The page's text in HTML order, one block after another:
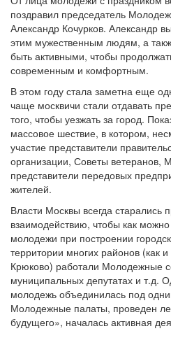
поздравил председатель
Александр Кочурков. Александр
этим мужественным людям, а
быть активными, чтобы
современным и комфортным.
В этом году стала заметна еще
чаще москвичи стали отдавать
того, чтобы уезжать за город.
массовое шествие, в котором,
участие представители
организации, Советы ветеранов,
представители передовых
жителей.
Власти Москвы всегда старались
взаимодействию, чтобы как
молодежи при построении
территории многих районов (как
Крюково) работали Молодежные
муниципальных депутатах и т.д.
молодежь объединилась под
Молодежные палаты, проведен
будущего», началась активная